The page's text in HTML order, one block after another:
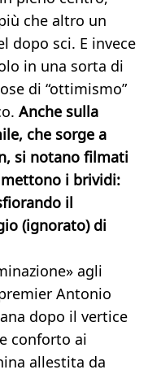
che altro un
dopo sci. E invece
in una sorta di
di “ottimismo”
Anche sulla
che sorge a
si notano filmati
i brividi:
il
(ignorato) di
agli
Antonio
dopo il vertice
conforto ai
allestita da